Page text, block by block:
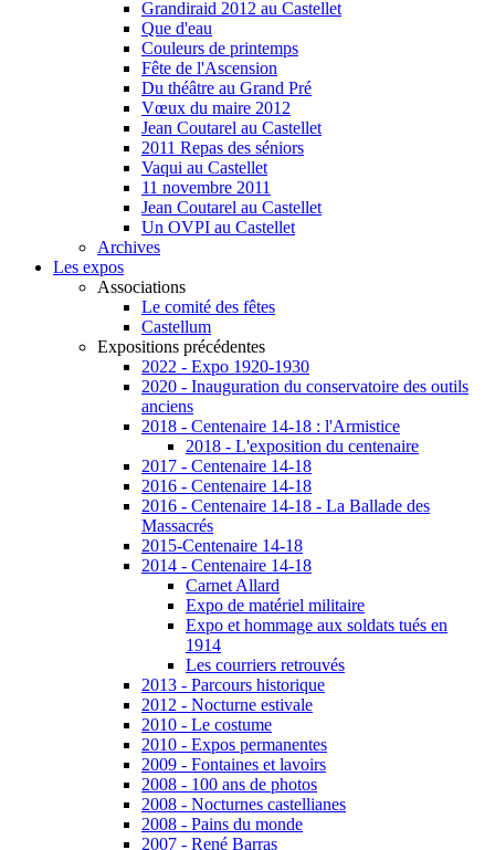
Grandiraid 2012 au Castellet
Que d'eau
Couleurs de printemps
Fête de l'Ascension
Du théâtre au Grand Pré
Vœux du maire 2012
Jean Coutarel au Castellet
2011 Repas des séniors
Vaqui au Castellet
11 novembre 2011
Jean Coutarel au Castellet
Un OVPI au Castellet
Archives
Les expos
Associations
Le comité des fêtes
Castellum
Expositions précédentes
2022 - Expo 1920-1930
2020 - Inauguration du conservatoire des outils
anciens
2018 - Centenaire 14-18 : l'Armistice
2018 - L'exposition du centenaire
2017 - Centenaire 14-18
2016 - Centenaire 14-18
2016 - Centenaire 14-18 - La Ballade des
Massacrés
2015-Centenaire 14-18
2014 - Centenaire 14-18
Carnet Allard
Expo de matériel militaire
Expo et hommage aux soldats tués en
1914
Les courriers retrouvés
2013 - Parcours historique
2012 - Nocturne estivale
2010 - Le costume
2010 - Expos permanentes
2009 - Fontaines et lavoirs
2008 - 100 ans de photos
2008 - Nocturnes castellianes
2008 - Pains du monde
2007 - René Barras